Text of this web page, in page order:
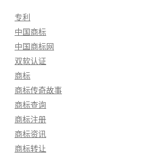
专利
中国商标
中国商标网
双软认证
商标
商标传奇故事
商标查询
商标注册
商标资讯
商标转让